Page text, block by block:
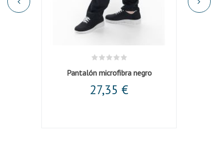
Pantalón microfibra negro
27,35 €